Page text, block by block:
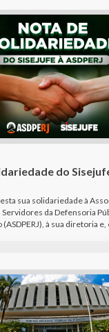
do
sua solidariedade à
da Defensoria
(ASDPERJ), à sua diretoria